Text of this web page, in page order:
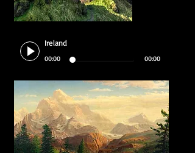
Ireland
00:00 00:00